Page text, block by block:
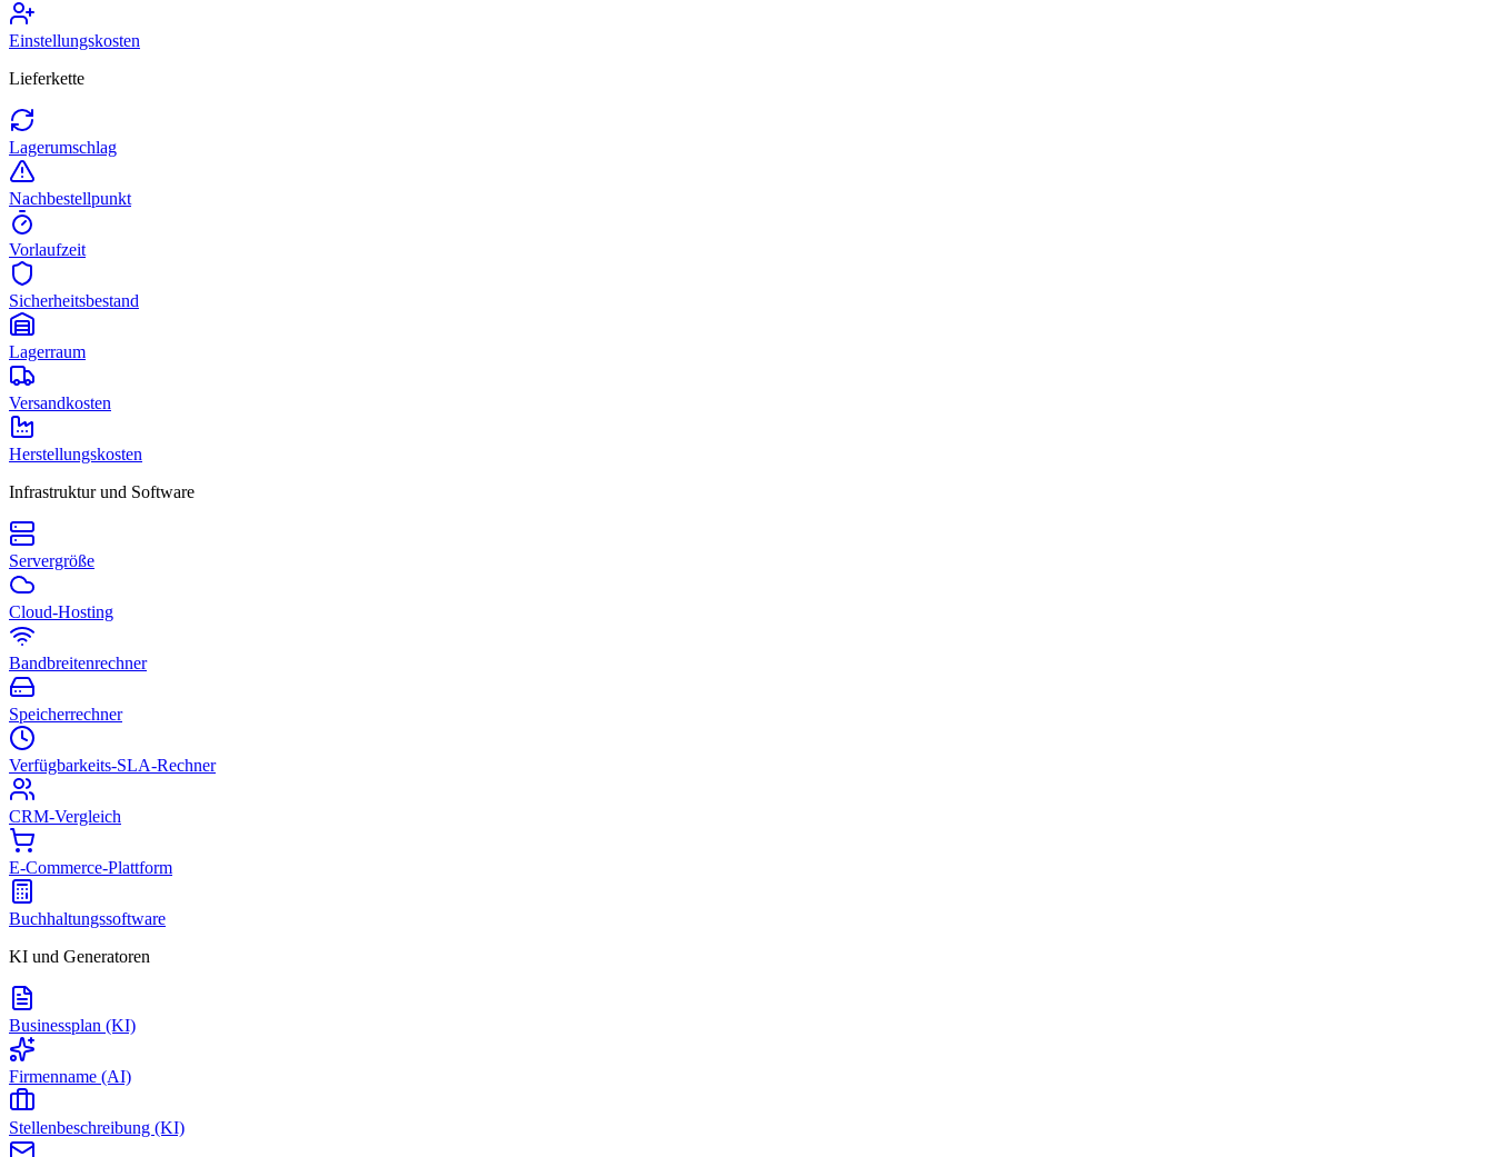
Einstellungskosten
Lieferkette
Lagerumschlag
Nachbestellpunkt
Vorlaufzeit
Sicherheitsbestand
Lagerraum
Versandkosten
Herstellungskosten
Infrastruktur und Software
Servergröße
Cloud-Hosting
Bandbreitenrechner
Speicherrechner
Verfügbarkeits-SLA-Rechner
CRM-Vergleich
E-Commerce-Plattform
Buchhaltungssoftware
KI und Generatoren
Businessplan (KI)
Firmenname (AI)
Stellenbeschreibung (KI)